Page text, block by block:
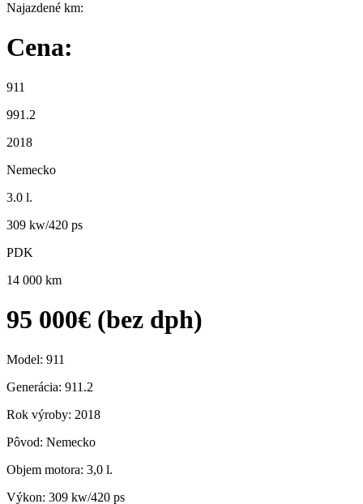
Najazdené km:
Cena:
911
991.2
2018
Nemecko
3.0 l.
309 kw/420 ps
PDK
14 000 km
95 000€ (bez dph)
Model: 911
Generácia: 911.2
Rok výroby: 2018
Pôvod: Nemecko
Objem motora: 3,0 l.
Výkon: 309 kw/420 ps